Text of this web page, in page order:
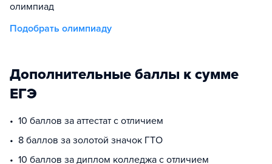
олимпиад
Подобрать олимпиаду
Дополнительные баллы к сумме
ЕГЭ
10 баллов за аттестат с отличием
8 баллов за золотой значок ГТО
10 баллов за диплом колледжа с отличием